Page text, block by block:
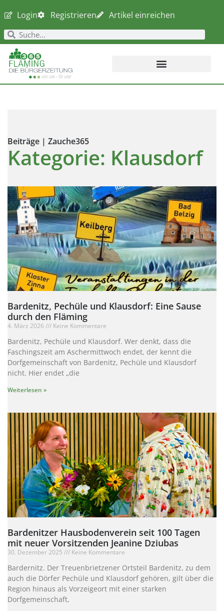
Login Registrieren Artikel einreichen
Beiträge | Zauche365
Kategorie: Klausdorf
Bardenitz, Pechüle und Klausdorf: Eine Sause
durch den Fläming
4. März 2026 Keine Kommentare
Bardenitz, Pechüle und Klausdorf. Wer denkt, dass die
Faschingszeit am Aschermittwoch endet, der kennt die
Dorfgemeinschaft von Bardenitz, Pechüle und Klausdorf
nicht. Hier endet „die
Weiterlesen »
Bardenitzer Hausbodenverein seit 100 Tagen
mit neuer Vorsitzenden Jeanine Dziubas
30. Dezember 2025 Keine Kommentare
Bardernitz. Der Treuenbrietzener Ortsteil Bardenitz, zu dem
auch die Dörfer Pechüle und Klausdorf gehören, gilt über die
Region hinaus als Vorzeigeort mit einer starken
Dorfgemeinschaft,